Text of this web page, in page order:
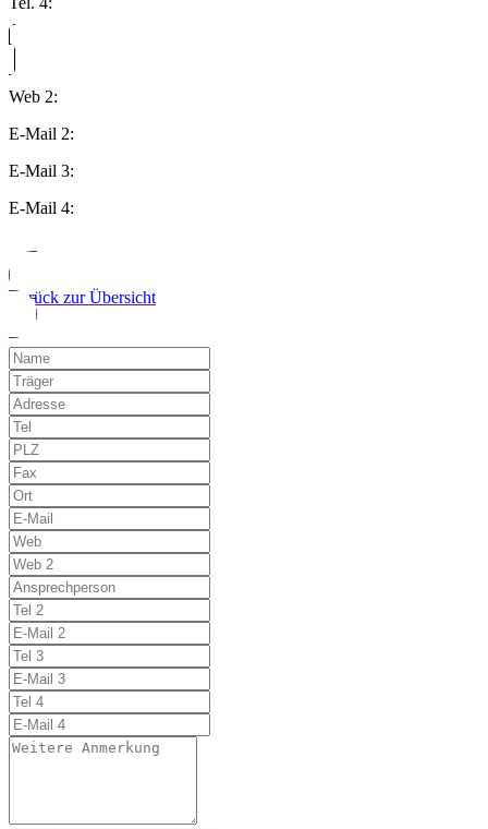
Web 2:
E-Mail 2:
E-Mail 3:
E-Mail 4:
Zurück zur Übersicht